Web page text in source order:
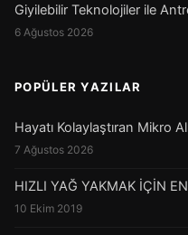
Giyilebilir Teknolojiler ile
6 Ağustos 2026
POPÜLER YAZILAR
Hayatı Kolaylaştıran Mikro
7 Ağustos 2026
HIZLI YAĞ YAKMAK İÇİN
10 Ekim 2019